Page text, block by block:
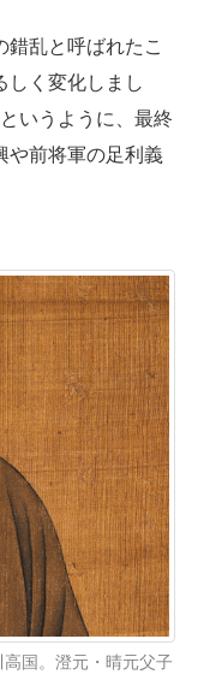
乱と呼ばれたこ
しく変化しまし
いうように、最終
や前将軍の足利義
国。澄元・晴元父子